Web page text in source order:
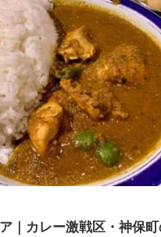
｜カレー激戦区・神保